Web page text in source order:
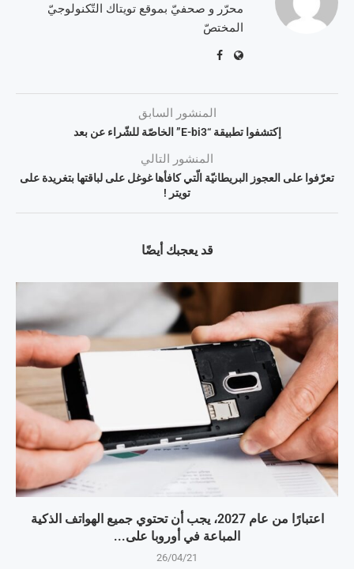
محرّر و صحفيّ بموقع تويتاك التّكنولوجيّ
المختصّ
المنشور السابق
إكتشفوا تطبيقة “E-bi3” الخاصّة للشّراء عن بعد
المنشور التالي
تعرّفوا على العجوز البريطانيّة الّتي كافأها غوغل على لباقتها بتغريدة على
تويتر !
قد يعجبك أيضًا
اعتبارًا من عام 2027، يجب أن تحتوي جميع الهواتف الذكية
المباعة في أوروبا على...
26/04/21